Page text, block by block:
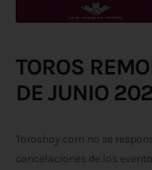
TOROS
DE JUNIO
Toroshoy.com no se
cancelaciones de los